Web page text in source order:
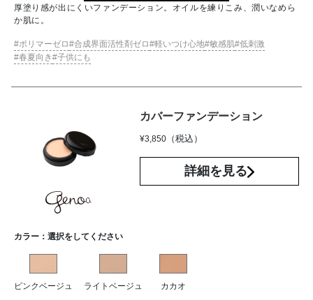
厚塗り感が出にくいファンデーション。オイルを練りこみ、潤いなめら
か肌に。
ポリマーゼロ 合成界面活性剤ゼロ 軽いつけ心地 敏感肌 低刺激
春夏向き
子供にも
カバーファンデーション
¥3,850 （税込）
詳細を見る
カラー： 選択をしてください
ピンクベージュ ライトベージュ カカオ